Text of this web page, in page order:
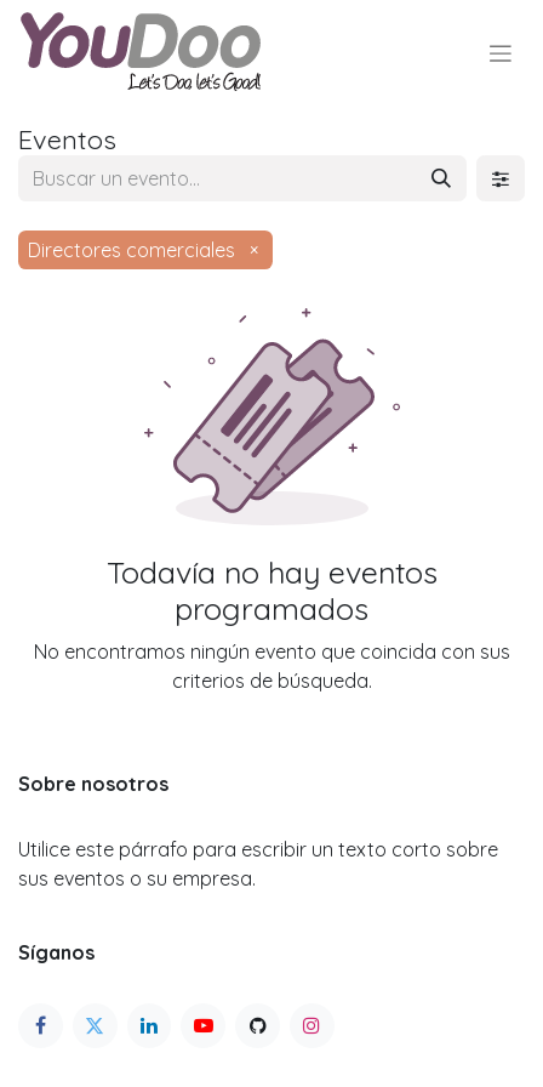
Eventos
Directores comerciales ×
Todavía no hay eventos
programados
No encontramos ningún evento que coincida con sus
criterios de búsqueda.
Sobre nosotros
Utilice este párrafo para escribir un texto corto sobre
sus eventos o su empresa.
Síganos